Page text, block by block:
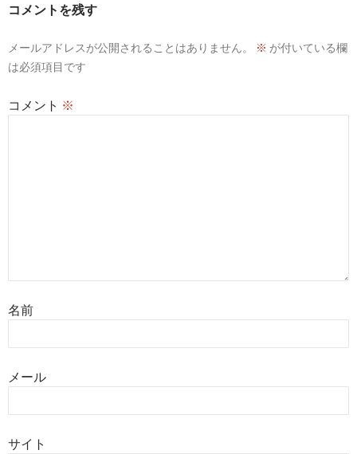
コメントを残す
メールアドレスが公開されることはありません。 ※ が付いている欄
は必須項目です
コメント ※
名前
メール
サイト